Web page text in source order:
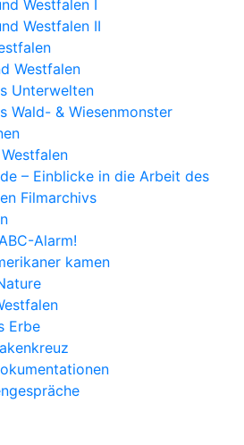
Westfalen I
Westfalen II
Westfalen
Unterwelten
Wald- & Wiesenmonster
– Einblicke in die Arbeit des
Filmarchivs
Alarm!
kamen
Erbe